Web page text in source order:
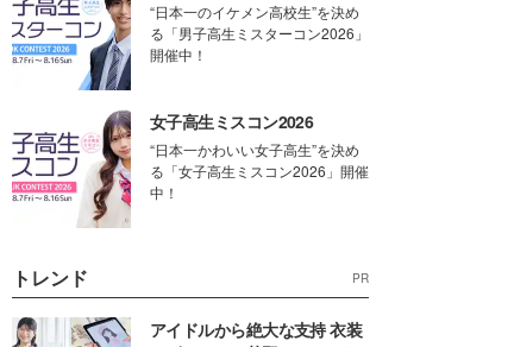
“日本一のイケメン高校生”を決め
る「男子高生ミスターコン2026」
開催中！
女子高生ミスコン2026
“日本一かわいい女子高生”を決め
る「女子高生ミスコン2026」開催
中！
トレンド PR
アイドルから絶大な支持 衣装